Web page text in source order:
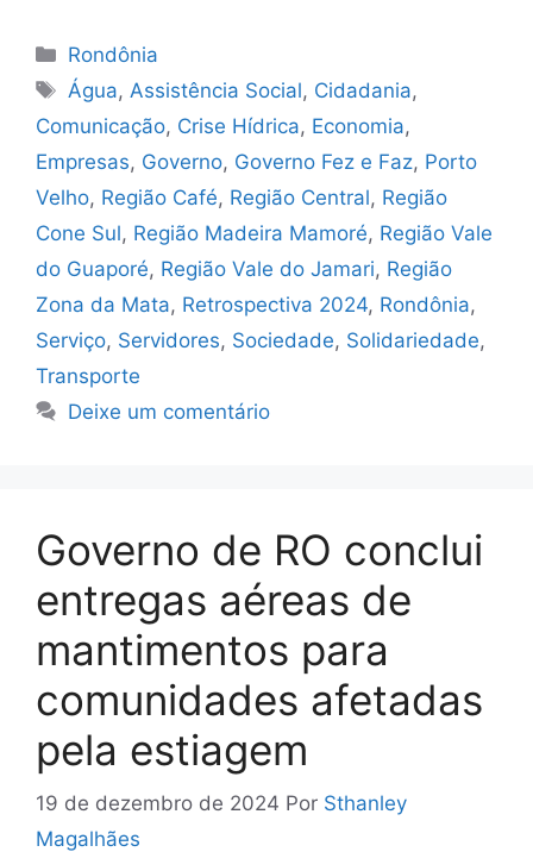
Categorias
Rondônia
Tags
Água,Assistência Social, Cidadania,
Comunicação, Crise Hídrica, Economia,
Empresas, Governo, Governo Fez e Faz, Porto
Velho, Região Café, Região Central, Região
Cone Sul, Região Madeira Mamoré, Região Vale
do Guaporé, Região Vale do Jamari, Região
Zona da Mata, Retrospectiva 2024, Rondônia,
Serviço, Servidores, Sociedade, Solidariedade,
Transporte
Deixe um comentário
Governo de RO conclui
entregas aéreas de
mantimentos para
comunidades afetadas
pela estiagem
19 de dezembro de 2024 Por Sthanley
Magalhães